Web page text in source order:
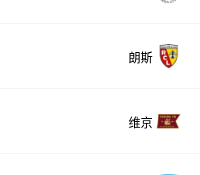
朗斯
维京